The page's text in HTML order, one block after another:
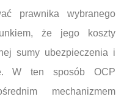
prawnika wybranego
że jego koszty
sumy ubezpieczenia i
W ten sposób OCP
mechanizmem